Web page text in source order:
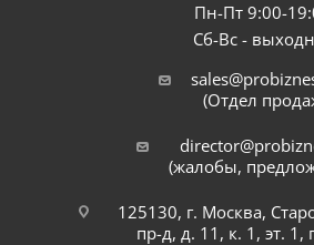
Пн-Пт 9:00-
Сб-Вс -
(Отдел
(жалобы,
125130, г. Москва,
пр-д, д. 11, к. 1, эт.